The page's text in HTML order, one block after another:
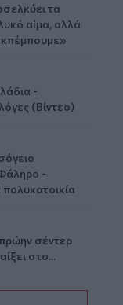
τα
αίμα, αλλά
-
(Βίντεο)
-
σέντερ
στο...